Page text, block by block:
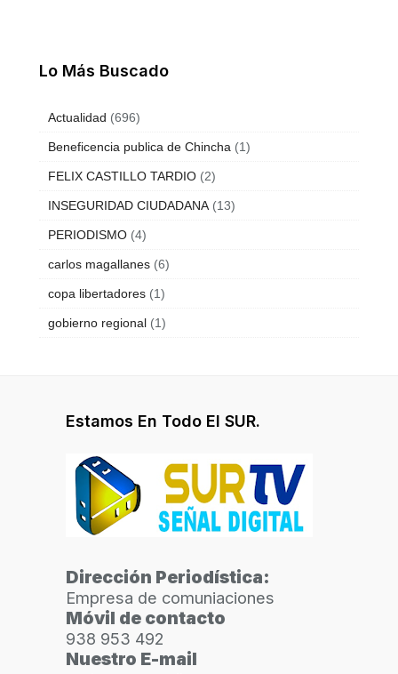
Lo Más Buscado
Actualidad (696)
Beneficencia publica de Chincha (1)
FELIX CASTILLO TARDIO (2)
INSEGURIDAD CIUDADANA (13)
PERIODISMO (4)
carlos magallanes (6)
copa libertadores (1)
gobierno regional (1)
Estamos En Todo El SUR.
Dirección Periodística:
Empresa de comuniaciones
Móvil de contacto
938 953 492
Nuestro E-mail